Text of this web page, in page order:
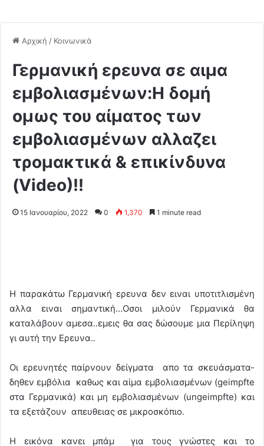
Αρχική / Κοινωνικά
Γερμανική ερευνα σε αιμα
εμβολιασμένων:Η δομή
ομως του αίματος των
εμβολιασμένων αλλαζει
τρομακτικά & επικίνδυνα
(Video)!!
15 Ιανουαρίου, 2022 0 1,370 1 minute read
Η παρακάτω Γερμανική ερευνα δεν ειναι υποτιτλισμένη
αλλα ειναι σημαντική…Οσοι μιλούν Γερμανικά θα
καταλάβουν αμεσα..εμεις θα σας δώσουμε μια Περίληψη
γι αυτή την Ερευνα..
Οι ερευνητές παίρνουν δείγματα απο τα σκευάσματα-
δηθεν εμβόλια καθως και αίμα εμβολιασμένων (geimpfte
στα Γερμανικά) και μη εμβολιασμένων (ungeimpfte) και
τα εξετάζουν απευθειας σε μικροσκόπιο.
Η εικόνα κανει μπάμ για τους γνώστες και το